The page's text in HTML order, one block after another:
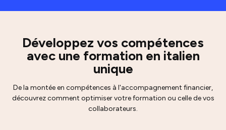
Développez vos compétences
avec une formation en italien
unique
De la montée en compétences à l'accompagnement financier,
découvrez comment optimiser votre formation ou celle de vos
collaborateurs.